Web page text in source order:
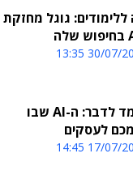
גוגל מחזקת
30/07/2025
גוגל חיפוש לומד לדבר: ה-AI שבו
לעסקים
17/07/2025